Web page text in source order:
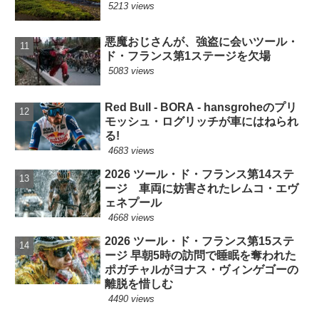
5213 views
悪魔おじさんが、強盗に会いツール・
ド・フランス第1ステージを欠場
5083 views
Red Bull - BORA - hansgroheのプリ
モッシュ・ログリッチが車にはねられ
る!
4683 views
2026 ツール・ド・フランス第14ステ
ージ 車両に妨害されたレムコ・エヴ
ェネプール
4668 views
2026 ツール・ド・フランス第15ステ
ージ 早朝5時の訪問で睡眠を奪われた
ポガチャルがヨナス・ヴィンゲゴーの
離脱を惜しむ
4490 views